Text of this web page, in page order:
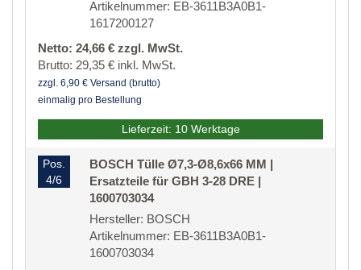
Artikelnummer: EB-3611B3A0B1-
1617200127
Netto: 24,66 € zzgl. MwSt.
Brutto: 29,35 € inkl. MwSt.
zzgl. 6,90 € Versand (brutto)
einmalig pro Bestellung
Lieferzeit: 10 Werktage
Pos.
4/6
BOSCH Tülle Ø7,3-Ø8,6x66 MM |
Ersatzteile für GBH 3-28 DRE |
1600703034
Hersteller: BOSCH
Artikelnummer: EB-3611B3A0B1-
1600703034